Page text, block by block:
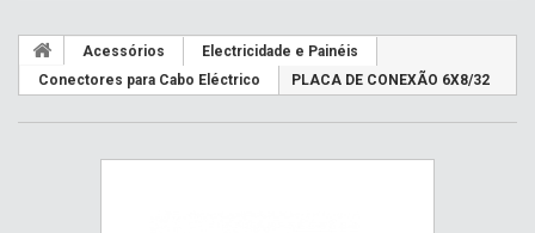
Acessórios
Electricidade e Painéis
Conectores para Cabo Eléctrico
PLACA DE CONEXÃO 6X8/32